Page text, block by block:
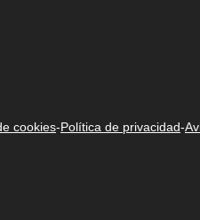
cookies-Política de privacidad-